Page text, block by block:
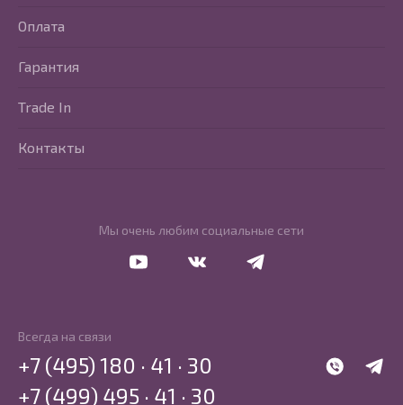
Мы очень любим социальные сети
Оплата
Гарантия
Trade In
Контакты
Всегда на связи
WhatsApp
+7 (495) 180 · 41 · 30
+7 (499) 495 · 41 · 30